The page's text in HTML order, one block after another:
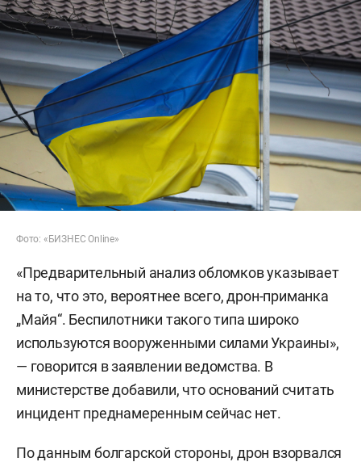
Фото: «БИЗНЕС Online»
«Предварительный анализ обломков указывает
на то, что это, вероятнее всего, дрон-приманка
„Майя“. Беспилотники такого типа широко
используются вооруженными силами Украины»,
— говорится в заявлении ведомства. В
министерстве добавили, что оснований считать
инцидент преднамеренным сейчас нет.
По данным болгарской стороны, дрон взорвался